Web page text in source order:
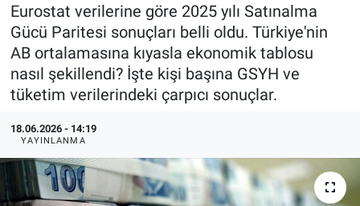
Eurostat verilerine göre 2025 yılı Satınalma
Gücü Paritesi sonuçları belli oldu. Türkiye'nin
AB ortalamasına kıyasla ekonomik tablosu
nasıl şekillendi? İşte kişi başına GSYH ve
tüketim verilerindeki çarpıcı sonuçlar.
18.06.2026 - 14:19
YAYINLANMA
KÜLTÜR-SANAT
Yerel Haber
SPOR
YAŞAM